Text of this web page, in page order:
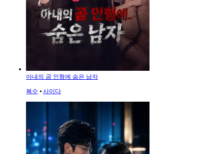
아내의 곰 인형에 숨은 남자
복수 ⦁ 사이다